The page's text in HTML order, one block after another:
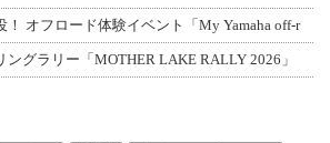
！ オフロード体験イベント「My Yamaha off-r
グラリー「MOTHER LAKE RALLY 2026」